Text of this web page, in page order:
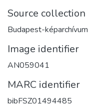
Source collection
Budapest-képarchívum
Image identifier
AN059041
MARC identifier
bibFSZ01494485